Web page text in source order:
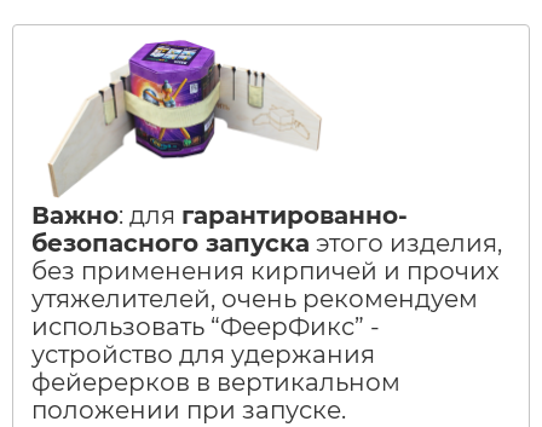
Важно: для гарантированно-
безопасного запуска этого изделия,
без применения кирпичей и прочих
утяжелителей, очень рекомендуем
использовать “ФеерФикс” -
устройство для удержания
фейерерков в вертикальном
положении при запуске.